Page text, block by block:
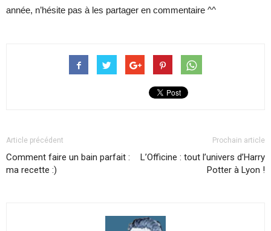
année, n’hésite pas à les partager en commentaire ^^
Article précédent
Comment faire un bain parfait :
ma recette :)
Prochain article
L’Officine : tout l’univers d’Harry
Potter à Lyon !